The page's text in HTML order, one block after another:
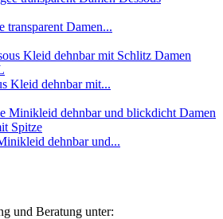
transparent Damen...
Kleid dehnbar mit...
dehnbar und...
und Beratung unter: